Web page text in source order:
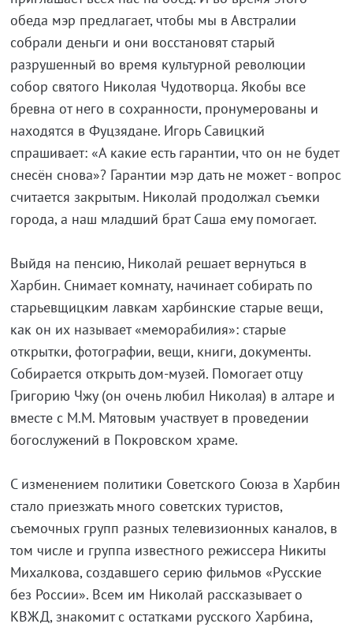
обеда мэр предлагает, чтобы мы в Австралии
собрали деньги и они восстановят старый
разрушенный во время культурной революции
собор святого Николая Чудотворца. Якобы все
бревна от него в сохранности, пронумерованы и
находятся в Фуцзядане. Игорь Савицкий
спрашивает: «А какие есть гарантии, что он не будет
снесён снова»? Гарантии мэр дать не может - вопрос
считается закрытым. Николай продолжал съемки
города, а наш младший брат Саша ему помогает.
Выйдя на пенсию, Николай решает вернуться в
Харбин. Снимает комнату, начинает собирать по
старьевщицким лавкам харбинские старые вещи,
как он их называет «меморабилия»: старые
открытки, фотографии, вещи, книги, документы.
Собирается открыть дом-музей. Помогает отцу
Григорию Чжу (он очень любил Николая) в алтаре и
вместе с М.М. Мятовым участвует в проведении
богослужений в Покровском храме.
С изменением политики Советского Союза в Харбин
стало приезжать много советских туристов,
съемочных групп разных телевизионных каналов, в
том числе и группа известного режиссера Никиты
Михалкова, создавшего серию фильмов «Русские
без России». Всем им Николай рассказывает о
КВЖД, знакомит с остатками русского Харбина,